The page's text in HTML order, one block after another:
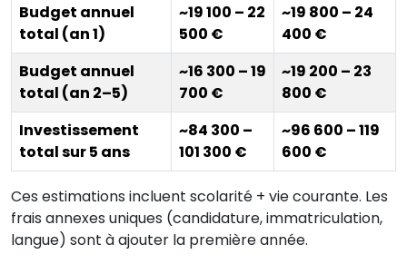
Budget annuel
total (an 1)
~19 100 – 22
500 €
~19 800 – 24
400 €
Budget annuel
total (an 2–5)
~16 300 – 19
700 €
~19 200 – 23
800 €
Investissement
total sur 5 ans
~84 300 –
101 300 €
~96 600 – 119
600 €
Ces estimations incluent scolarité + vie courante. Les
frais annexes uniques (candidature, immatriculation,
langue) sont à ajouter la première année.